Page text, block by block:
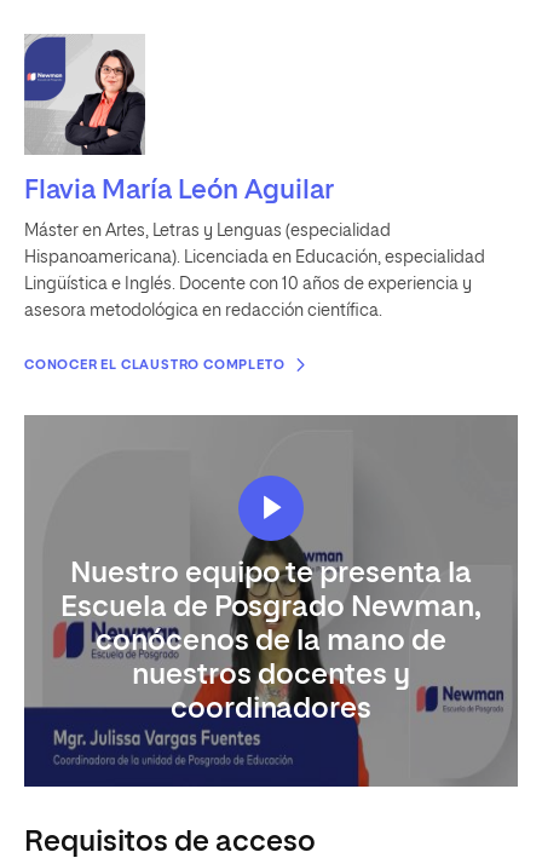
Flavia María León Aguilar
Máster en Artes, Letras y Lenguas (especialidad
Hispanoamericana). Licenciada en Educación, especialidad
Lingüística e Inglés. Docente con 10 años de experiencia y
asesora metodológica en redacción científica.
CONOCER EL CLAUSTRO COMPLETO
Nuestro equipo te presenta la
Escuela de Posgrado Newman,
conócenos de la mano de
nuestros docentes y
coordinadores
Requisitos de acceso